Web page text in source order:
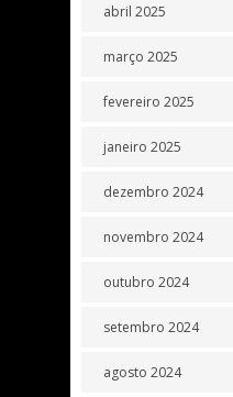
abril 2025
março 2025
fevereiro 2025
janeiro 2025
dezembro 2024
novembro 2024
outubro 2024
setembro 2024
agosto 2024